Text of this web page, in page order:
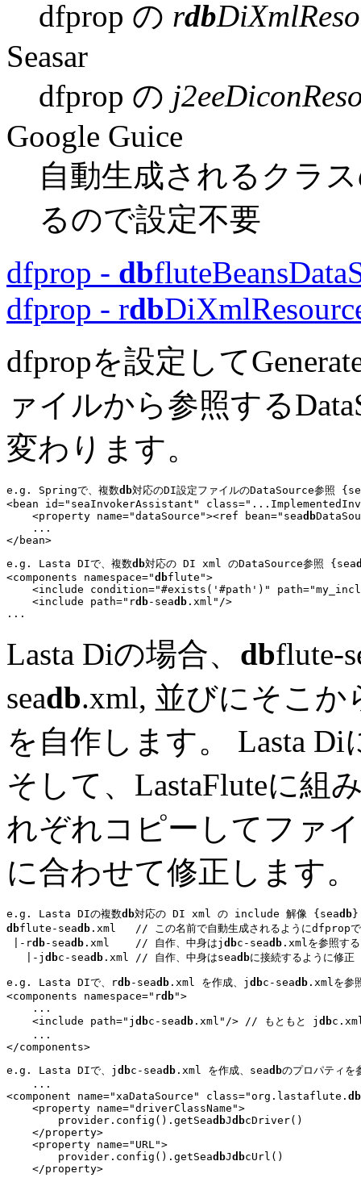
dfprop の rdb
Seasar
dfprop の
Google Guice
自動生成されるクラ
るので設定不要
dfprop - db
dfprop - rdb
dfpropを設定して
ァイルから参照する
変わります。
e.g. Springで、複数db対応のDI設定ファイルのDataSource参照
<bean id="seaInvokerAssistant" class=" ...
    <property name="dataSource"><ref bean="
seadb
...
e.g. Lasta DIで、複数db対応の DI xml のDataSource参照 {sea
<components namespace="dbflute">
    <include condition=
"#exists('#path')" path=
    <include path="
rdb-seadb .xml
...
Lasta Diの場合、 dbflute-
seadb.xml, 並びにそこか
を自作します。 Lasta
そして、LastaFluteに組
れぞれコピーしてファ
に合わせて修正します。
e.g. Lasta DIの複数db対応の DI xml の include 解像 {seadb}
dbflute-seadb .xml // この名前で自動生成されるようにdfprop
|-rdb-seadb .xml // 自作、中身はj dbc-seadb .xmlを参照す
   |-j
dbc-seadb .xml // 自作、中身はseadbに接続するように修正
e.g. Lasta DIで、rdb-seadb .xml を作成、j dbc-seadb .xmlを参
<components namespace="rdb">
...
    <include path=
"j dbc-seadb .xml" /> // もともと j db
...
e.g. Lasta DIで、j dbc-seadb .xml を作成、seadbのプロパティ
...
<component name="xaDataSource" class="org.lastaflute. db
    <property name="driverClassName">
        provider.config().
getSeadbJdbcDriver()
    </property>
    <property name="URL">
        provider.config().
getSeadbJdbcUrl()
    </property>